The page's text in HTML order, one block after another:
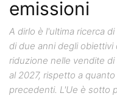
emissioni
A dirlo è l'ultima ricerca
di due anni degli
riduzione nelle vendite
al 2027, rispetto a
precedenti. L'Ue è sotto